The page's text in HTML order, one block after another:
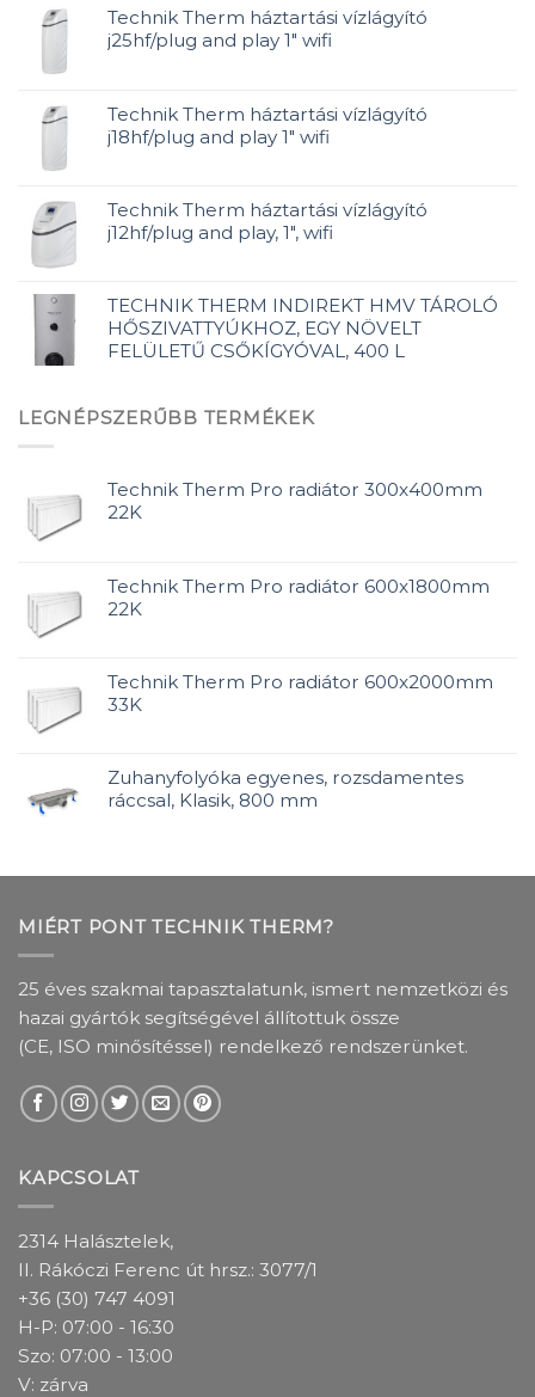
Technik Therm háztartási vízlágyító
j25hf/plug and play 1" wifi
Technik Therm háztartási vízlágyító
j18hf/plug and play 1" wifi
Technik Therm háztartási vízlágyító
j12hf/plug and play, 1", wifi
TECHNIK THERM INDIREKT HMV TÁROLÓ
HŐSZIVATTYÚKHOZ, EGY NÖVELT
FELÜLETŰ CSŐKÍGYÓVAL, 400 L
LEGNÉPSZERŰBB TERMÉKEK
Technik Therm Pro radiátor 300x400mm
22K
Technik Therm Pro radiátor 600x1800mm
22K
Technik Therm Pro radiátor 600x2000mm
33K
Zuhanyfolyóka egyenes, rozsdamentes
ráccsal, Klasik, 800 mm
MIÉRT PONT TECHNIK THERM?
25 éves szakmai tapasztalatunk, ismert nemzetközi és
hazai gyártók segítségével állítottuk össze
(CE, ISO minősítéssel) rendelkező rendszerünket.
KAPCSOLAT
2314 Halásztelek,
II. Rákóczi Ferenc út hrsz.: 3077/1
+36 (30) 747 4091
H-P: 07:00 - 16:30
Szo: 07:00 - 13:00
V: zárva